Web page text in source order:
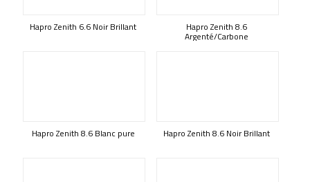
Hapro Zenith 6.6 Noir Brillant Hapro Zenith 8.6
Argenté/Carbone
Hapro Zenith 8.6 Blanc pure Hapro Zenith 8.6 Noir Brillant